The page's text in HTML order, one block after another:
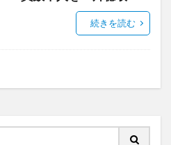
続きを読む